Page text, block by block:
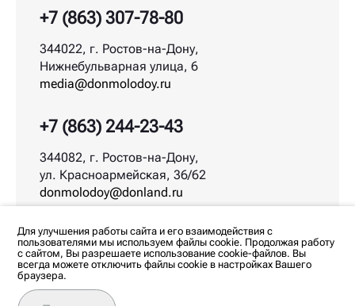
+7 (863) 244-23-43
344082, г. Ростов-на-Дону,
ул. Красноармейская, 36/62
donmolodoy@donland.ru
+7 (863) 307-78-80
344022, г. Ростов-на-Дону,
Нижнебульварная улица, 6
media@donmolodoy.ru
Любое использование материалов допускается
только с согласия редакции. Все права на
Для улучшения работы сайта и его взаимодействия с
пользователями мы используем файлы cookie. Продолжая работу
с сайтом, Вы разрешаете использование cookie-файлов. Вы
всегда можете отключить файлы cookie в настройках Вашего
браузера.